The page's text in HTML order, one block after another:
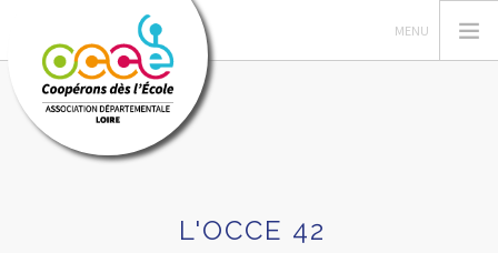
GERER SA COOPERATIVEL'OCCE 42